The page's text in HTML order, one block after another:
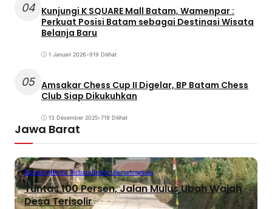
04 Kunjungi K SQUARE Mall Batam, Wamenpar :
Perkuat Posisi Batam sebagai Destinasi Wisata
Belanja Baru
1 Januari 2026•919 Dilihat
05 Amsakar Chess Cup II Digelar, BP Batam Chess
Club Siap Dikukuhkan
13 Desember 2025•719 Dilihat
Jawa Barat
BandungBerita TerbaruBerita UtamaInspirasi
Tuntas 100 Persen, Jalan Mulus Ubah Wajah
Desa Terisolir